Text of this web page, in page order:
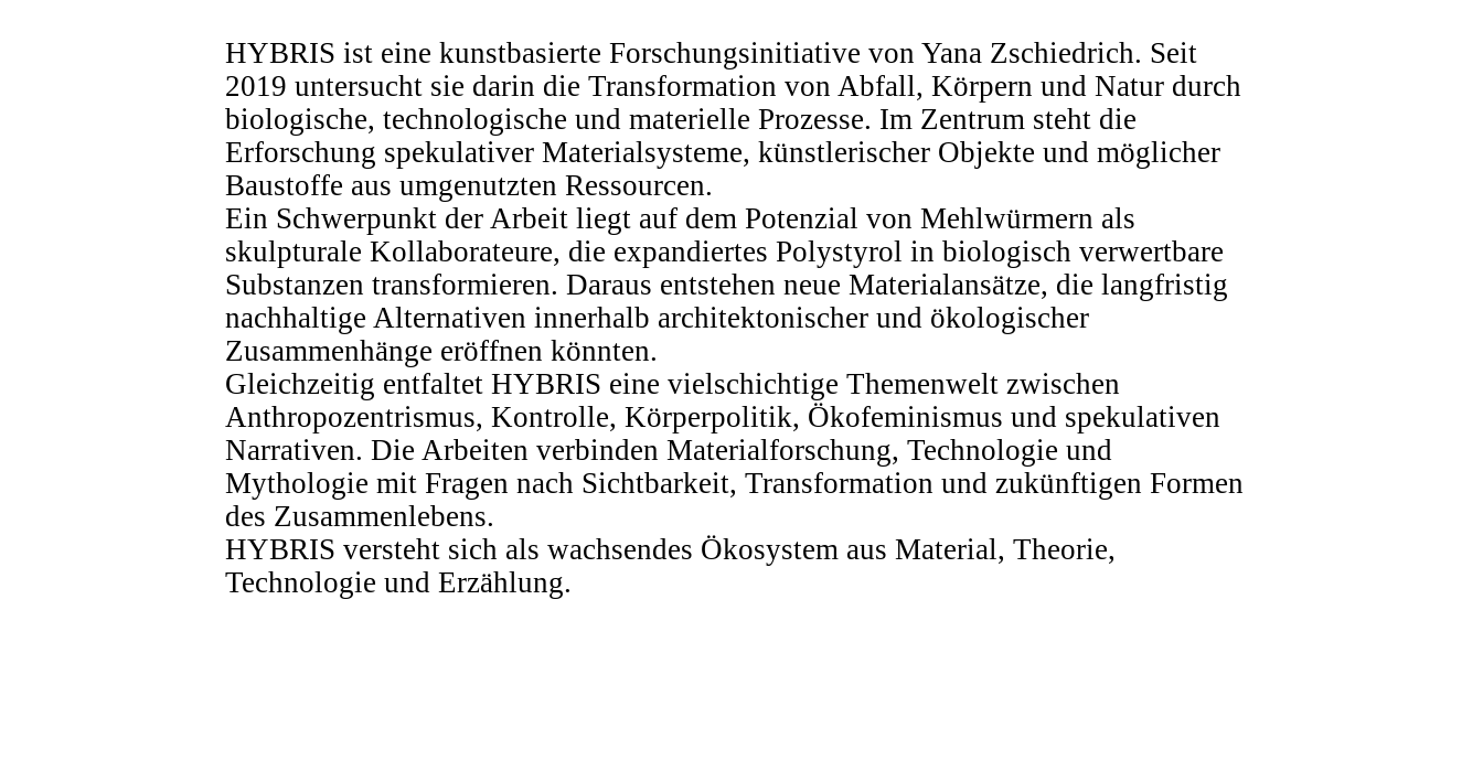
HYBRIS ist eine kunstbasierte Forschungsinitiative von Yana Zschiedrich. Seit
2019 untersucht sie darin die Transformation von Abfall, Körpern und Natur durch
biologische, technologische und materielle Prozesse. Im Zentrum steht die
Erforschung spekulativer Materialsysteme, künstlerischer Objekte und möglicher
Baustoffe aus umgenutzten Ressourcen.
Ein Schwerpunkt der Arbeit liegt auf dem Potenzial von Mehlwürmern als
skulpturale Kollaborateure, die expandiertes Polystyrol in biologisch verwertbare
Substanzen transformieren. Daraus entstehen neue Materialansätze, die langfristig
nachhaltige Alternativen innerhalb architektonischer und ökologischer
Zusammenhänge eröffnen könnten.
Gleichzeitig entfaltet HYBRIS eine vielschichtige Themenwelt zwischen
Anthropozentrismus, Kontrolle, Körperpolitik, Ökofeminismus und spekulativen
Narrativen. Die Arbeiten verbinden Materialforschung, Technologie und
Mythologie mit Fragen nach Sichtbarkeit, Transformation und zukünftigen Formen
des Zusammenlebens.
HYBRIS versteht sich als wachsendes Ökosystem aus Material, Theorie,
Technologie und Erzählung.